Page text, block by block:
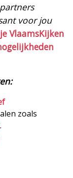
voor jou
VlaamsKijken
zoals
.